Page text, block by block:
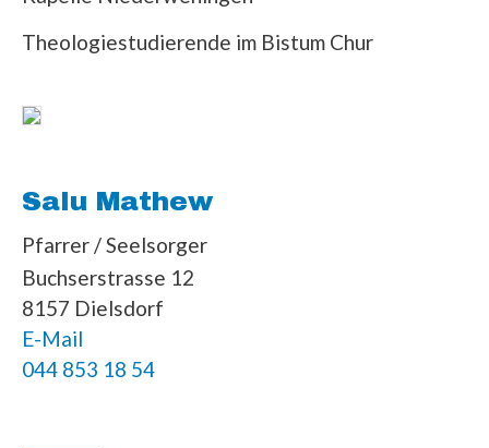
Theologiestudierende im Bistum Chur
Salu Mathew
Pfarrer / Seelsorger
Buchserstrasse 12
8157 Dielsdorf
E-Mail
044 853 18 54